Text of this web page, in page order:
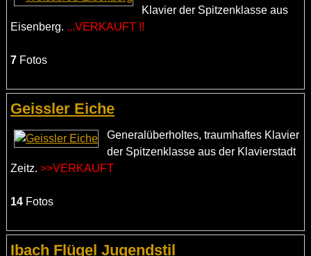
Klavier der Spitzenklasse aus
Eisenberg. ...VERKAUFT !!
7Fotos
Geissler Eiche
Generalüberholtes, traumhaftes Klavier
der Spitzenklasse aus der Klavierstadt
Zeitz. >>VERKAUFT
14Fotos
Ibach Flügel Jugendstil